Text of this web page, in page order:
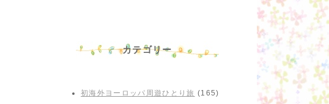
カテゴリー
初海外ヨーロッパ周遊ひとり旅 (165)